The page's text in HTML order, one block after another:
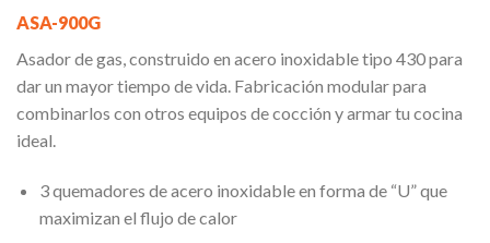
ASA-900G
Asador de gas, construido en acero inoxidable tipo 430 para
dar un mayor tiempo de vida. Fabricación modular para
combinarlos con otros equipos de cocción y armar tu cocina
ideal.
3 quemadores de acero inoxidable en forma de “U” que
maximizan el flujo de calor